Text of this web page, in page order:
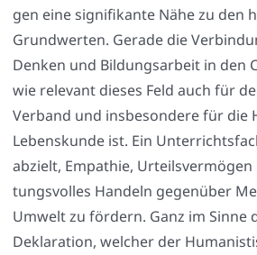
gen eine signi­fi­kan­te Nähe zu den
Grund­wer­ten. Gera­de die
Den­ken und Bil­dungs­ar­beit in den
wie rele­vant die­ses Feld auch für
Ver­band und ins­be­son­de­re für die
Lebens­kun­de ist. Ein
abzielt, Empa­thie,
tungs­vol­les Han­deln gegen­über
Umwelt zu för­dern. Ganz im Sin­ne
Dekla­ra­ti­on, wel­cher der